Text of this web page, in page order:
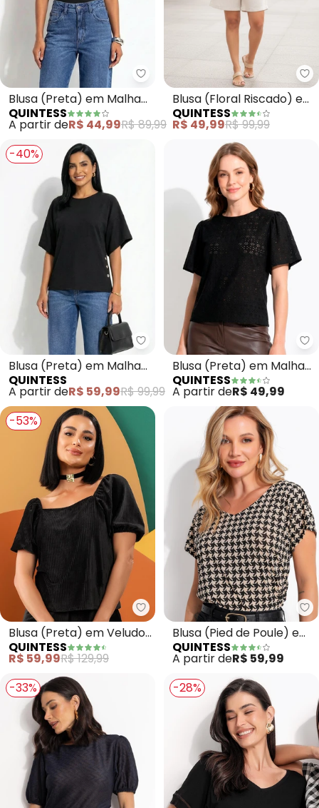
Quintess - Blusa (Preta) em
Blusa (Preta) em Malha
Fria
QUINTESS
A partir deR$ 44,99R$ 89,99
Blusa (Floral Riscado) em
Crepe Plano
QUINTESS
R$ 49,99R$ 99,99
-40%
Quintess - Blusa (Preta) em
Blusa (Preta) em Malha
Crepe
QUINTESS
A partir deR$ 59,99R$ 99,99
Blusa (Preta) em Malha
Laise
QUINTESS
A partir deR$ 49,99
-53%
Quintess - Blusa (Preta) em
Blusa (Preta) em Veludo
Cotelê
QUINTESS
R$ 59,99R$ 129,99
Blusa (Pied de Poule) em
Malha de Viscose
QUINTESS
A partir deR$ 59,99
-33%
-28%